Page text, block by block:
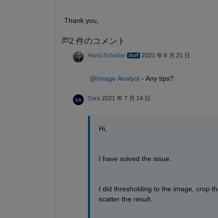
Thank you,
2 件のコメント
Hans Scharler 2021 年 6 月 21 日
@Image Analyst - Any tips?
Sara 2021 年 7 月 14 日
Hi,
I have solved the issue.
I did thresholding to the image, crop
scatter the result.